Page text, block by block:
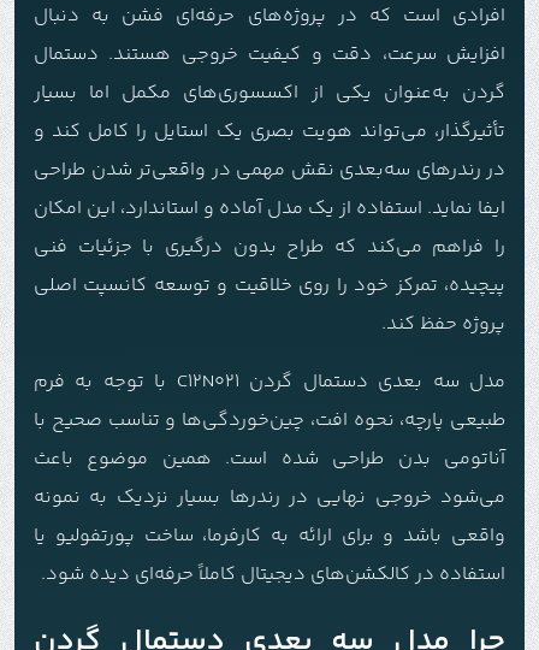
افرادی است که در پروژه‌های حرفه‌ای فشن به دنبال
افزایش سرعت، دقت و کیفیت خروجی هستند. دستمال
گردن به‌عنوان یکی از اکسسوری‌های مکمل اما بسیار
تأثیرگذار، می‌تواند هویت بصری یک استایل را کامل کند و
در رندرهای سه‌بعدی نقش مهمی در واقعی‌تر شدن طراحی
ایفا نماید. استفاده از یک مدل آماده و استاندارد، این امکان
را فراهم می‌کند که طراح بدون درگیری با جزئیات فنی
پیچیده، تمرکز خود را روی خلاقیت و توسعه کانسپت اصلی
پروژه حفظ کند.
مدل سه بعدی دستمال گردن C12N021 با توجه به فرم
طبیعی پارچه، نحوه افت، چین‌خوردگی‌ها و تناسب صحیح با
آناتومی بدن طراحی شده است. همین موضوع باعث
می‌شود خروجی نهایی در رندرها بسیار نزدیک به نمونه
واقعی باشد و برای ارائه به کارفرما، ساخت پورتفولیو یا
استفاده در کالکشن‌های دیجیتال کاملاً حرفه‌ای دیده شود.